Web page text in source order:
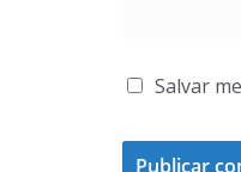
Salvar